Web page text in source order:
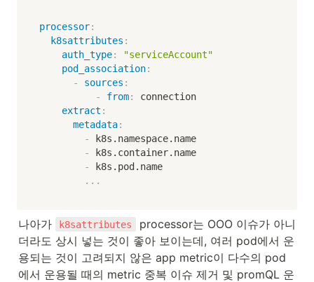
processor:
k8sattributes :
auth_type:
"serviceAccount"
pod_association:
-
sources :
-
from:
connection
extract :
metadata:
-
k8s.namespace.name
-
k8s.container.name
-
k8s.pod.name
...
나아가 k8sattributes
processor는 OOO 이슈가 아니
더라도 상시 넣는 것이 좋아 보이는데, 여러 pod에서 운
용되는 것이 고려되지 않은 app metric이 다수의 pod
에서 운용될 때의 metric 중복 이슈 제거 및 promQL 운